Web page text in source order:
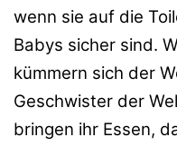
wenn sie auf die
Babys sicher sind.
kümmern sich der
Geschwister der
bringen ihr Essen,